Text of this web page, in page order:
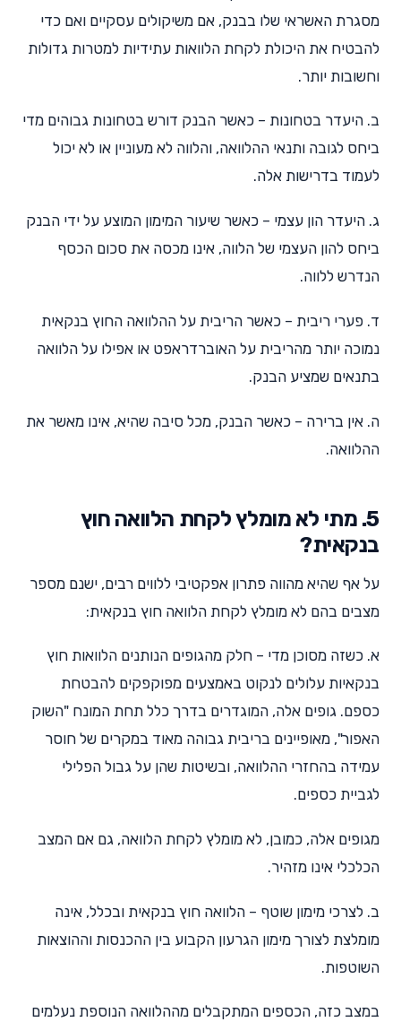
מסגרת האשראי שלו בבנק, אם משיקולים עסקיים ואם כדי
להבטיח את היכולת לקחת הלוואות עתידיות למטרות גדולות
וחשובות יותר.
ב. היעדר בטחונות – כאשר הבנק דורש בטחונות גבוהים מדי
ביחס לגובה ותנאי ההלוואה, והלווה לא מעוניין או לא יכול
לעמוד בדרישות אלה.
ג. היעדר הון עצמי – כאשר שיעור המימון המוצע על ידי הבנק
ביחס להון העצמי של הלווה, אינו מכסה את סכום הכסף
הנדרש ללווה.
ד. פערי ריבית – כאשר הריבית על ההלוואה החוץ בנקאית
נמוכה יותר מהריבית על האוברדראפט או אפילו על הלוואה
בתנאים שמציע הבנק.
ה. אין ברירה – כאשר הבנק, מכל סיבה שהיא, אינו מאשר את
ההלוואה.
5. מתי לא מומלץ לקחת הלוואה חוץ
בנקאית?
על אף שהיא מהווה פתרון אפקטיבי ללווים רבים, ישנם מספר
מצבים בהם לא מומלץ לקחת הלוואה חוץ בנקאית:
א. כשזה מסוכן מדי – חלק מהגופים הנותנים הלוואות חוץ
בנקאיות עלולים לנקוט באמצעים מפוקפקים להבטחת
כספם. גופים אלה, המוגדרים בדרך כלל תחת המונח "השוק
האפור", מאופיינים בריבית גבוהה מאוד במקרים של חוסר
עמידה בהחזרי ההלוואה, ובשיטות שהן על גבול הפלילי
לגביית כספים.
מגופים אלה, כמובן, לא מומלץ לקחת הלוואה, גם אם המצב
הכלכלי אינו מזהיר.
ב. לצרכי מימון שוטף – הלוואה חוץ בנקאית ובכלל, אינה
מומלצת לצורך מימון הגרעון הקבוע בין ההכנסות וההוצאות
השוטפות.
במצב כזה, הכספים המתקבלים מההלוואה הנוספת נעלמים